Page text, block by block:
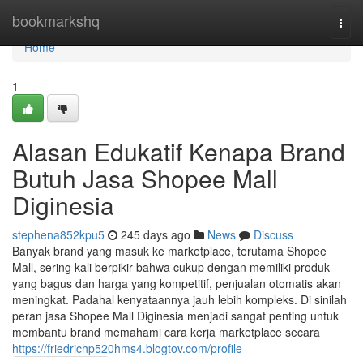
bookmarkshq
Home
Home
1
Alasan Edukatif Kenapa Brand
Butuh Jasa Shopee Mall
Diginesia
stephena852kpu5 245 days ago News
Discuss
Banyak brand yang masuk ke marketplace, terutama Shopee
Mall, sering kali berpikir bahwa cukup dengan memiliki produk
yang bagus dan harga yang kompetitif, penjualan otomatis akan
meningkat. Padahal kenyataannya jauh lebih kompleks. Di sinilah
peran jasa Shopee Mall Diginesia menjadi sangat penting untuk
membantu brand memahami cara kerja marketplace secara
https://friedrichp520hms4.blogtov.com/profile